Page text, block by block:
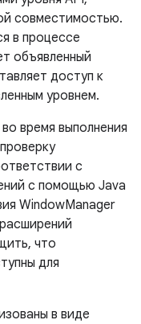
совместимостью.
в процессе
объявленный
доступ к
уровнем.
время выполнения
с
с помощью Java
WindowManager
что
для
в виде